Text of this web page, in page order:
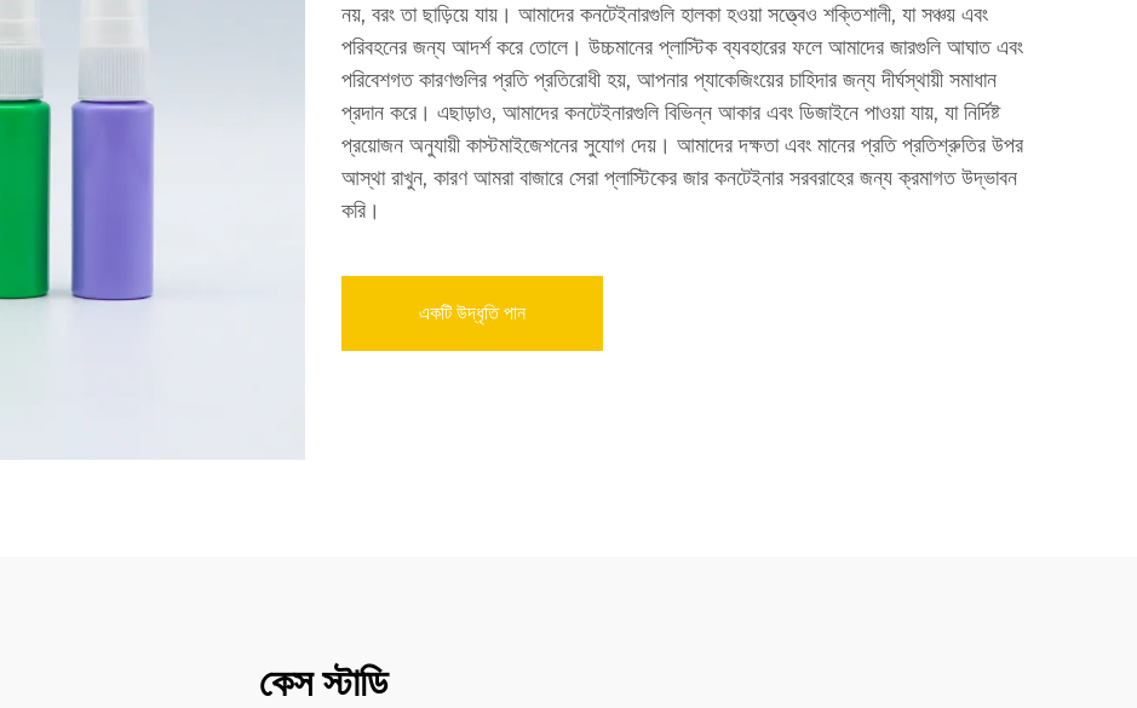
নয়, বরং তা ছাড়িয়ে যায়। আমাদের কনটেইনারগুলি হালকা হওয়া সত্ত্বেও শক্তিশালী, যা সঞ্চয় এবং
পরিবহনের জন্য আদর্শ করে তোলে। উচ্চমানের প্লাস্টিক ব্যবহারের ফলে আমাদের জারগুলি আঘাত এবং
পরিবেশগত কারণগুলির প্রতি প্রতিরোধী হয়, আপনার প্যাকেজিংয়ের চাহিদার জন্য দীর্ঘস্থায়ী সমাধান
প্রদান করে। এছাড়াও, আমাদের কনটেইনারগুলি বিভিন্ন আকার এবং ডিজাইনে পাওয়া যায়, যা নির্দিষ্ট
প্রয়োজন অনুযায়ী কাস্টমাইজেশনের সুযোগ দেয়। আমাদের দক্ষতা এবং মানের প্রতি প্রতিশ্রুতির উপর
আস্থা রাখুন, কারণ আমরা বাজারে সেরা প্লাস্টিকের জার কনটেইনার সরবরাহের জন্য ক্রমাগত উদ্ভাবন
করি।
একটি উদ্ধৃতি পান
কেস স্টাডি